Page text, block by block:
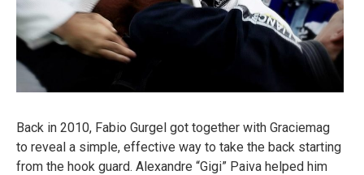
Back in 2010, Fabio Gurgel got together with Graciemag
to reveal a simple, effective way to take the back starting
from the hook guard. Alexandre “Gigi” Paiva helped him